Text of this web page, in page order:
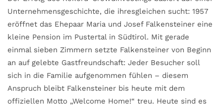
Unternehmensgeschichte, die ihresgleichen sucht: 1957
eröffnet das Ehepaar Maria und Josef Falkensteiner eine
kleine Pension im Pustertal in Südtirol. Mit gerade
einmal sieben Zimmern setzte Falkensteiner von Beginn
an auf gelebte Gastfreundschaft: Jeder Besucher soll
sich in die Familie aufgenommen fühlen – diesem
Anspruch bleibt Falkensteiner bis heute mit dem
offiziellen Motto „Welcome Home!“ treu. Heute sind es